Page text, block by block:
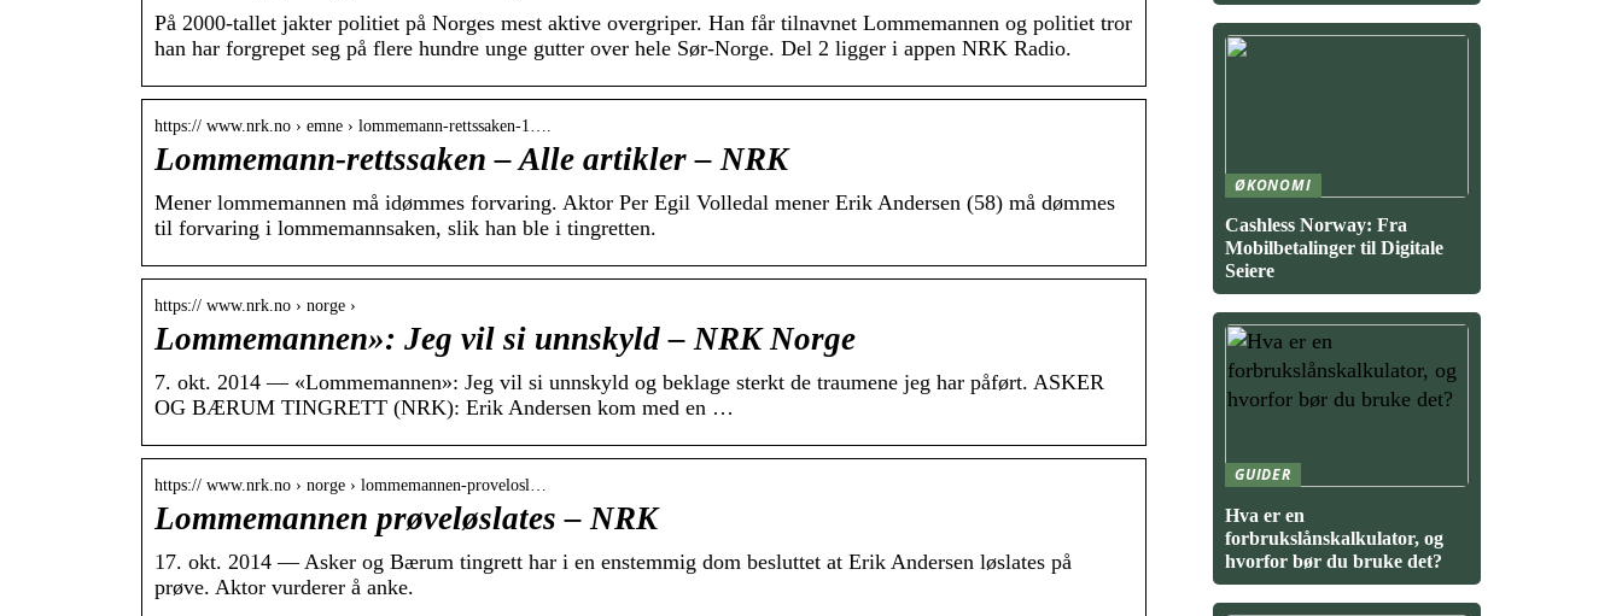
På 2000-tallet jakter politiet på Norges mest aktive overgriper. Han får tilnavnet Lommemannen og politiet tror
han har forgrepet seg på flere hundre unge gutter over hele Sør-Norge. Del 2 ligger i appen NRK Radio.
https:// www.nrk.no › emne › lommemann-rettssaken-1….
Lommemann-rettssaken – Alle artikler – NRK
Mener lommemannen må idømmes forvaring. Aktor Per Egil Volledal mener Erik Andersen (58) må dømmes
til forvaring i lommemannsaken, slik han ble i tingretten.
https:// www.nrk.no › norge ›
Lommemannen»: Jeg vil si unnskyld – NRK Norge
7. okt. 2014 — «Lommemannen»: Jeg vil si unnskyld og beklage sterkt de traumene jeg har påført. ASKER
OG BÆRUM TINGRETT (NRK): Erik Andersen kom med en …
https:// www.nrk.no › norge › lommemannen-provelosl…
Lommemannen prøveløslates – NRK
17. okt. 2014 — Asker og Bærum tingrett har i en enstemmig dom besluttet at Erik Andersen løslates på
prøve. Aktor vurderer å anke.
ØKONOMI
Cashless Norway: Fra
Mobilbetalinger til Digitale
Seiere
GUIDER
Hva er en
forbrukslånskalkulator, og
hvorfor bør du bruke det?